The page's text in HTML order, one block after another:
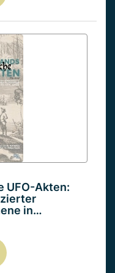
UFO-Akten:
in…